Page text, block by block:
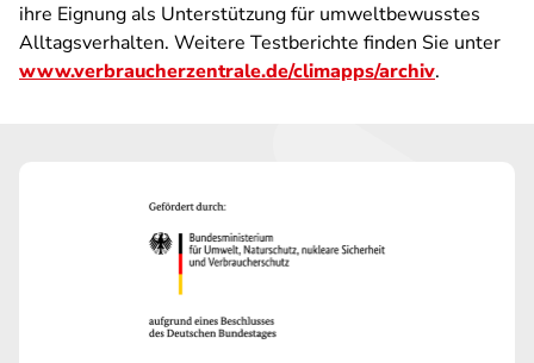
ihre Eignung als Unterstützung für umweltbewusstes
Alltagsverhalten. Weitere Testberichte finden Sie unter
www.verbraucherzentrale.de/climapps/archiv.